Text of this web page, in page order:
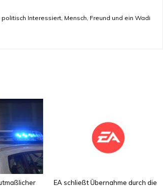
Interessiert, Mensch, Freund und ein Wadi
EA schließt Übernahme durch die